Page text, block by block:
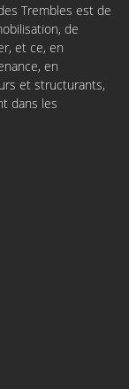
Trembles est de
de
et ce, en
en
et structurants,
dans les